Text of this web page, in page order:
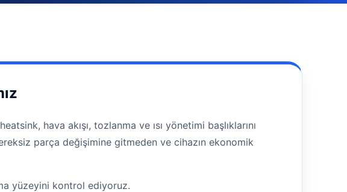
hava akışı, tozlanma ve ısı yönetimi başlıklarını
parça değişimine gitmeden ve cihazın ekonomik
yüzeyini kontrol ediyoruz.